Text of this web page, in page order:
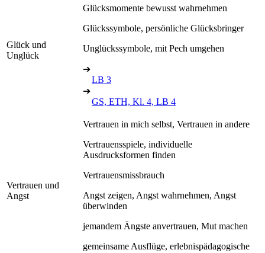
Glück und
Unglück
Glücksmomente bewusst wahrnehmen
Glückssymbole, persönliche Glücksbringer
Unglückssymbole, mit Pech umgehen
➔
LB 3
➔
GS, ETH, Kl. 4, LB 4
Vertrauen und
Angst
Vertrauen in mich selbst, Vertrauen in andere
Vertrauensspiele, individuelle
Ausdrucksformen finden
Vertrauensmissbrauch
Angst zeigen, Angst wahrnehmen, Angst
überwinden
jemandem Ängste anvertrauen, Mut machen
gemeinsame Ausflüge, erlebnispädagogische